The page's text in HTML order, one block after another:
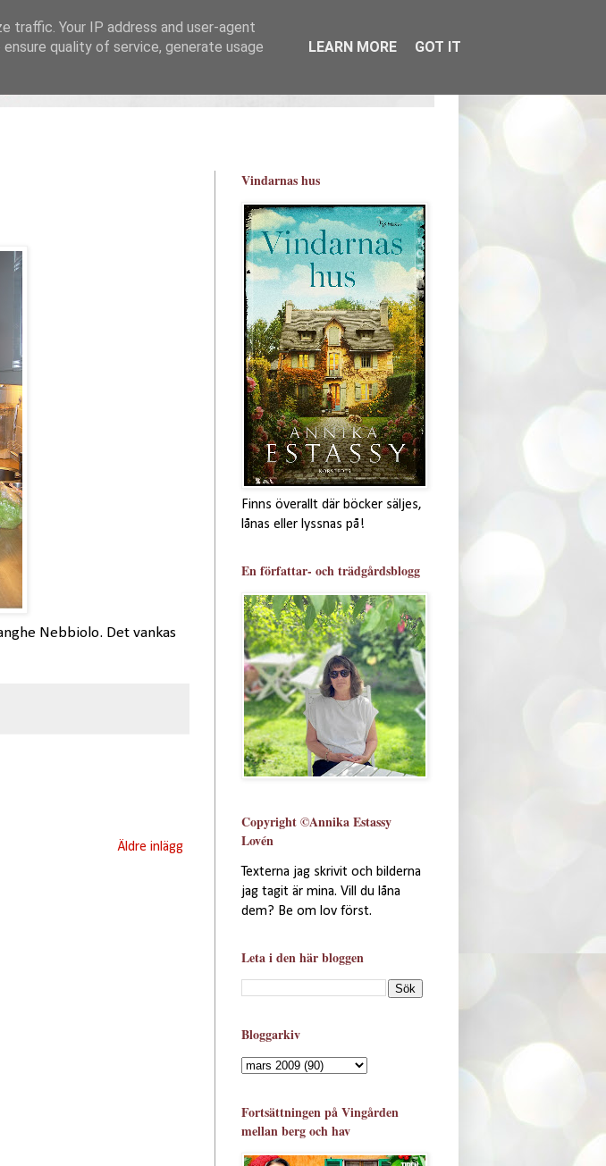
Nebbiolo. Det vankas
Äldre inlägg
Vindarnas hus
Finns överallt där böcker säljes,
lånas eller lyssnas på!
En författar- och trädgårdsblogg
Copyright ©Annika Estassy
Lovén
Texterna jag skrivit och bilderna
jag tagit är mina. Vill du låna
dem? Be om lov först.
Leta i den här bloggen
Bloggarkiv
Fortsättningen på Vingården
mellan berg och hav
traffic. Your IP address and user-agent
quality of service, generate usage
LEARN MORE GOT IT